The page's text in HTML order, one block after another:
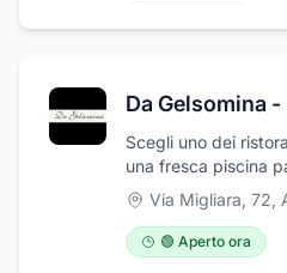
Da Gelsomina
Scegli uno dei
una fresca piscina
avvolta dal silenzio
Anacapri. Ecco la
Ad Anacapri c'è un
Gelsomina alla
Via Migliara, 72,
🟢 Aperto ora